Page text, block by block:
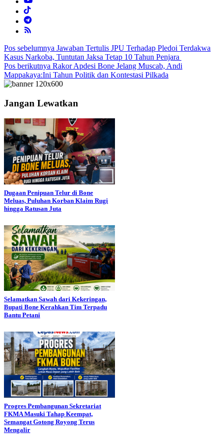
Navigasi
pos
Pos sebelumnya Jawaban Tertulis JPU Terhadap Pledoi Terdakwa
Kasus Narkoba, Tuntutan Jaksa Tetap 10 Tahun Penjara
Pos berikutnya Rakor Apdesi Bone Jelang Muscab, Andi
Mappakaya:Ini Tahun Politik dan Kontestasi Pilkada
Jangan Lewatkan
Dugaan Penipuan Telur di Bone
Meluas, Puluhan Korban Klaim Rugi
hingga Ratusan Juta
Selamatkan Sawah dari Kekeringan,
Bupati Bone Kerahkan Tim Terpadu
Bantu Petani
Progres Pembangunan Sekretariat
FKMA Masuki Tahap Keempat,
Semangat Gotong Royong Terus
Mengalir